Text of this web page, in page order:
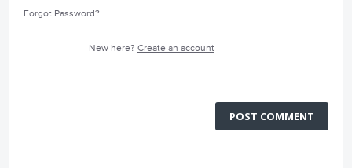
Forgot Password?
New here? Create an account
POST COMMENT